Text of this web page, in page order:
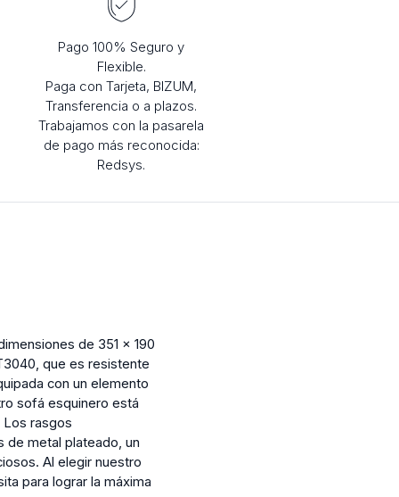
Pago 100% Seguro y
Flexible.
Paga con Tarjeta, BIZUM,
Transferencia o a plazos.
Trabajamos con la pasarela
de pago más reconocida:
Redsys.
de 351 x 190
que es resistente
con un elemento
sofá esquinero está
Los rasgos
de metal plateado, un
Al elegir nuestro
para lograr la máxima